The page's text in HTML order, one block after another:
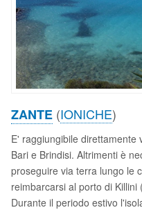
ZANTE (IONICHE)
E' raggiungibile direttamente
Bari e Brindisi. Altrimenti è
proseguire via terra lungo le
reimbarcarsi al porto di
Durante il periodo estivo